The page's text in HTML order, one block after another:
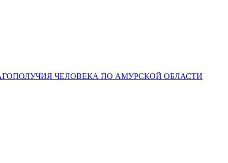
ЧЕЛОВЕКА ПО АМУРСКОЙ ОБЛАСТИ